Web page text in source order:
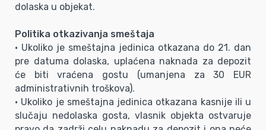
dolaska u objekat.
Politika otkazivanja smeštaja
• Ukoliko je smeštajna jedinica otkazana do 21. dan
pre datuma dolaska, uplaćena naknada za depozit
će biti vraćena gostu (umanjena za 30 EUR
administrativnih troškova).
• Ukoliko je smeštajna jedinica otkazana kasnije ili u
slučaju nedolaska gosta, vlasnik objekta ostvaruje